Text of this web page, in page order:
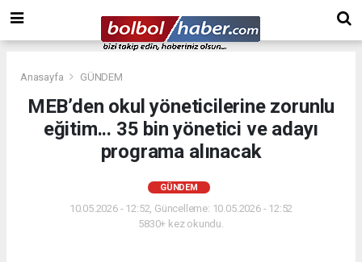
Anasayfa GÜNDEM
MEB’den okul yöneticilerine zorunlu
eğitim... 35 bin yönetici ve adayı
programa alınacak
GÜNDEM
10.05.2026 - 12:52, Güncelleme: 10.05.2026 - 12:52
5830+ kez okundu.